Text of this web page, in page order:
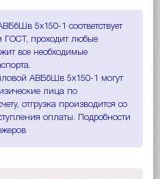
5х150-1 соответствует
ГОСТ, проходит любые
все необходимые
АВБбШв 5х150-1 могут
лица по
отгрузка производится со
оплаты. Подробности